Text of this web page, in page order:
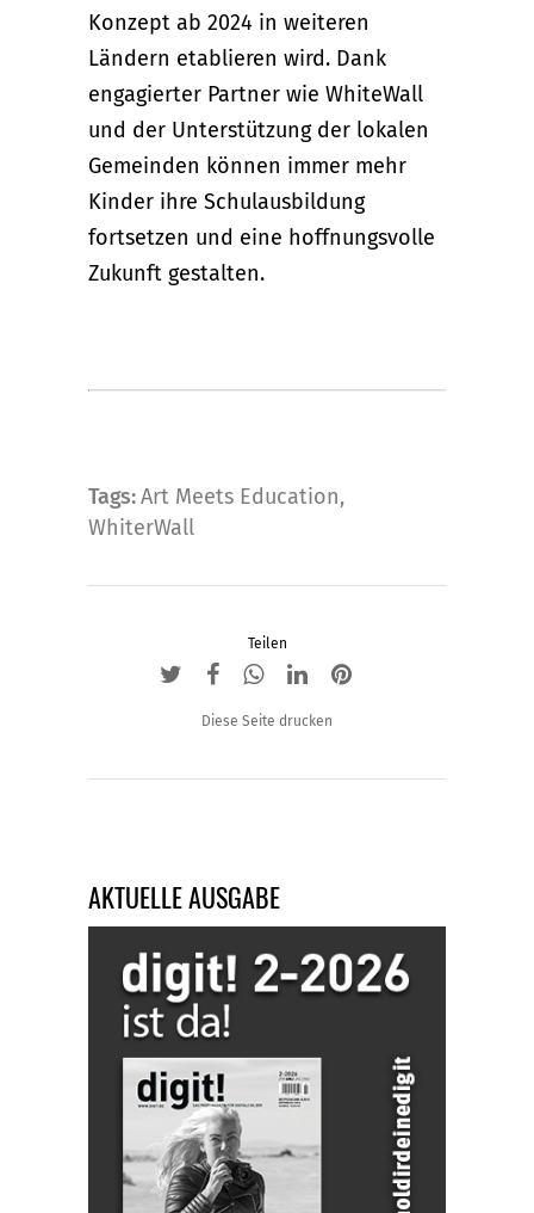
Konzept ab 2024 in weiteren
Ländern etablieren wird. Dank
engagierter Partner wie WhiteWall
und der Unterstützung der lokalen
Gemeinden können immer mehr
Kinder ihre Schulausbildung
fortsetzen und eine hoffnungsvolle
Zukunft gestalten.
Tags: Art Meets Education,
WhiterWall
Teilen
Diese Seite drucken
AKTUELLE AUSGABE